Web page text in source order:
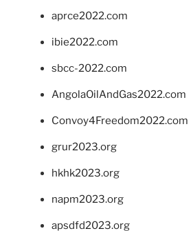
aprce2022.com
ibie2022.com
sbcc-2022.com
AngolaOilAndGas2022.com
Convoy4Freedom2022.com
grur2023.org
hkhk2023.org
napm2023.org
apsdfd2023.org